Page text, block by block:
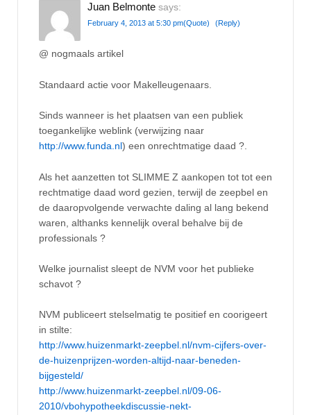
Juan Belmonte says:
February 4, 2013 at 5:30 pm(Quote) (Reply)
@ nogmaals artikel
Standaard actie voor Makelleugenaars.
Sinds wanneer is het plaatsen van een publiek
toegankelijke weblink (verwijzing naar
http://www.funda.nl) een onrechtmatige daad ?.
Als het aanzetten tot SLIMME Z aankopen tot tot een
rechtmatige daad word gezien, terwijl de zeepbel en
de daaropvolgende verwachte daling al lang bekend
waren, althanks kennelijk overal behalve bij de
professionals ?
Welke journalist sleept de NVM voor het publieke
schavot ?
NVM publiceert stelselmatig te positief en coorigeert
in stilte:
http://www.huizenmarkt-zeepbel.nl/nvm-cijfers-over-
de-huizenprijzen-worden-altijd-naar-beneden-
bijgesteld/
http://www.huizenmarkt-zeepbel.nl/09-06-
2010/vbohypotheekdiscussie-nekt-